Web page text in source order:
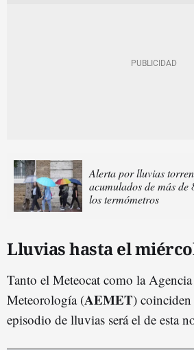
Alerta por lluvias
acumulados de más de
los termómetros
Lluvias hasta el
Tanto el Meteocat como la
Meteorología (AEMET)
episodio de lluvias será el de esta